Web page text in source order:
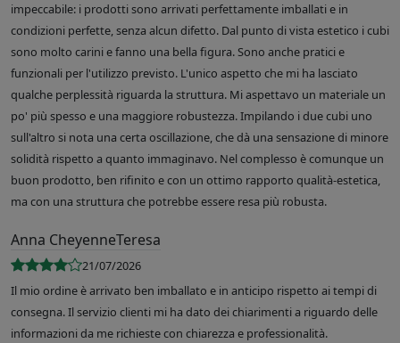
impeccabile: i prodotti sono arrivati perfettamente imballati e in
condizioni perfette, senza alcun difetto. Dal punto di vista estetico i cubi
sono molto carini e fanno una bella figura. Sono anche pratici e
funzionali per l'utilizzo previsto. L'unico aspetto che mi ha lasciato
qualche perplessità riguarda la struttura. Mi aspettavo un materiale un
po' più spesso e una maggiore robustezza. Impilando i due cubi uno
sull'altro si nota una certa oscillazione, che dà una sensazione di minore
solidità rispetto a quanto immaginavo. Nel complesso è comunque un
buon prodotto, ben rifinito e con un ottimo rapporto qualità-estetica,
ma con una struttura che potrebbe essere resa più robusta.
Anna CheyenneTeresa
21/07/2026
Il mio ordine è arrivato ben imballato e in anticipo rispetto ai tempi di
consegna. Il servizio clienti mi ha dato dei chiarimenti a riguardo delle
informazioni da me richieste con chiarezza e professionalità.